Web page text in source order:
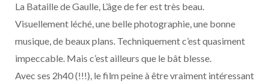
La Bataille de Gaulle, L’âge de fer est très beau.
Visuellement léché, une belle photographie, une bonne
musique, de beaux plans. Techniquement c’est quasiment
impeccable. Mais c’est ailleurs que le bât blesse.
Avec ses 2h40 (!!!), le film peine à être vraiment intéressant